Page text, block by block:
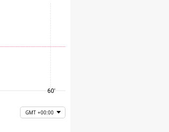
60'
GMT +00:00